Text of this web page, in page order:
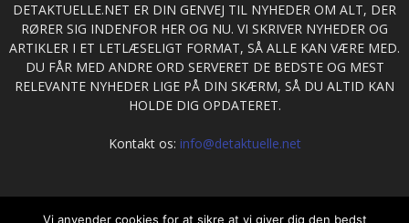
DETAKTUELLE.NET ER DIN GENVEJ TIL NYHEDER OM ALT, DER
RØRER SIG INDENFOR HER OG NU. VI SKRIVER NYHEDER OG
ARTIKLER I ET LETLÆSELIGT FORMAT, SÅ ALLE KAN VÆRE MED.
DU FÅR MED ANDRE ORD SERVERET DE BEDSTE OG MEST
RELEVANTE NYHEDER LIGE PÅ DIN SKÆRM, SÅ DU ALTID KAN
HOLDE DIG OPDATERET.
Kontakt os: info@detaktuelle.net
FØLG OS
Vi anvender cookies for at sikre at vi giver dig den bedst